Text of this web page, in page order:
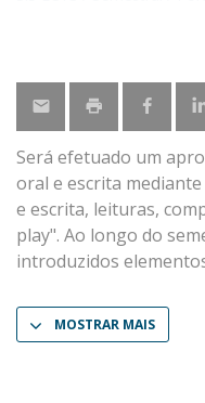
Será efetuado um
oral e escrita
e escrita, leituras,
play". Ao longo do
introduzidos
MOSTRAR MAIS